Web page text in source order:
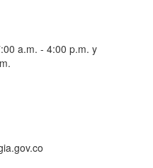
a.m. - 4:00 p.m. y